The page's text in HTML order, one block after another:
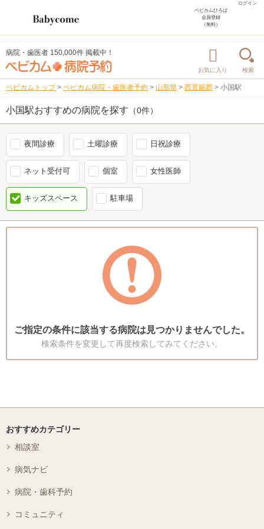
ログイン
ベビカムひろば
会員登録
（無料）
病院・歯医者 150,000件 掲載中！
お気に入り 検索
ベビカムトップ > ベビカム病院・歯医者予約 > 山形県 > 西置賜郡 > 小国駅
小国駅おすすめの病院を探す （0件）
夜間診療 土曜診療 日祝診療
ネット受付可 個室 女性医師
キッズスペース 駐車場
ご指定の条件に該当する病院は見つかりませんでした。
検索条件を変更して再度検索してみてください。
おすすめカテゴリー
相談室
病気ナビ
病院・歯科予約
コミュニティ